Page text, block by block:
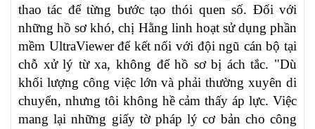
thao tác để từng bước tạo thói quen số. Đối với
những hồ sơ khó, chị Hằng linh hoạt sử dụng phần
mềm UltraViewer để kết nối với đội ngũ cán bộ tại
chỗ xử lý từ xa, không để hồ sơ bị ách tắc. "Dù
khối lượng công việc lớn và phải thường xuyên di
chuyển, nhưng tôi không hề cảm thấy áp lực. Việc
mang lại những giấy tờ pháp lý cơ bản cho công